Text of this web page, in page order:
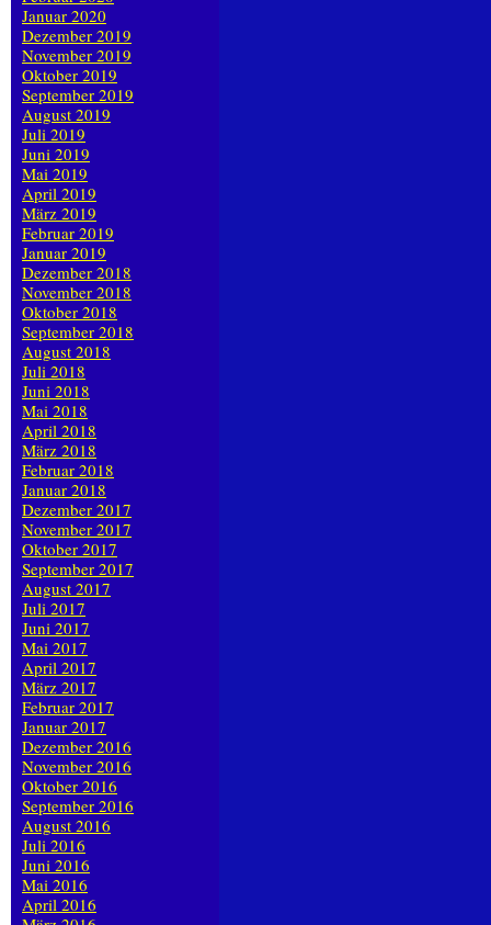
Januar 2020
Dezember 2019
November 2019
Oktober 2019
September 2019
August 2019
Juli 2019
Juni 2019
Mai 2019
April 2019
März 2019
Februar 2019
Januar 2019
Dezember 2018
November 2018
Oktober 2018
September 2018
August 2018
Juli 2018
Juni 2018
Mai 2018
April 2018
März 2018
Februar 2018
Januar 2018
Dezember 2017
November 2017
Oktober 2017
September 2017
August 2017
Juli 2017
Juni 2017
Mai 2017
April 2017
März 2017
Februar 2017
Januar 2017
Dezember 2016
November 2016
Oktober 2016
September 2016
August 2016
Juli 2016
Juni 2016
Mai 2016
April 2016